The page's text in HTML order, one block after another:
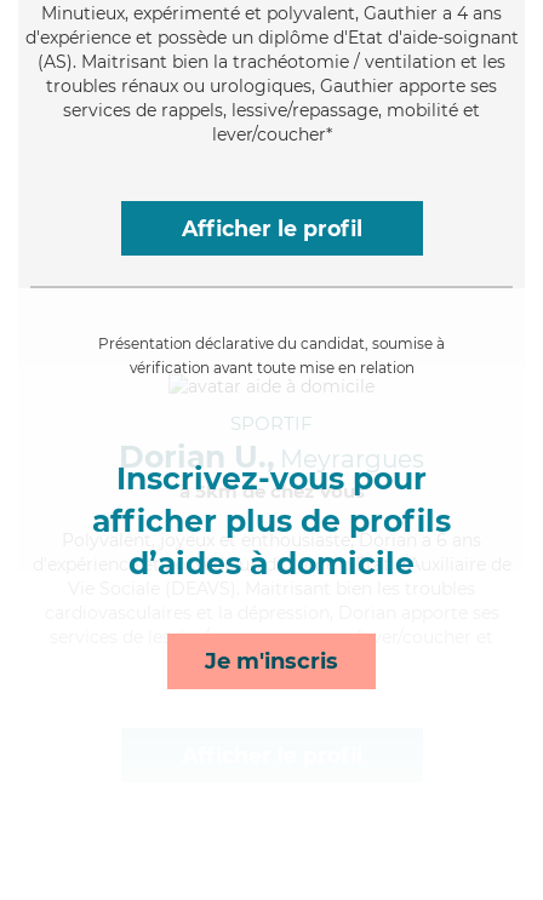
Minutieux, expérimenté et polyvalent, Gauthier a 4 ans
d'expérience et possède un diplôme d'Etat d'aide-soignant
(AS). Maitrisant bien la trachéotomie / ventilation et les
troubles rénaux ou urologiques, Gauthier apporte ses
services de rappels, lessive/repassage, mobilité et
lever/coucher*
Afficher le profil
Présentation déclarative du candidat, soumise à
vérification avant toute mise en relation
Inscrivez-vous pour
afficher plus de profils
d’aides à domicile
Je m'inscris
SPORTIF
Dorian U., Meyrargues
à 5km de chez Vous
, joyeux et enthousiaste, Dorian a 6 ans
d'expérience et possède un diplôme d'État d'Auxiliaire de
services de lessive/repassage, repas, lever/coucher et
mobilité*